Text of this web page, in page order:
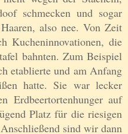
schmecken und sogar
also nee. Von Zeit
Kucheninnovationen, die
bahnten. Zum Beispiel
etablierte und am Anfang
hatte. Sie war lecker
Erdbeertortenhunger auf
Platz für die riesigen
sind wir dann